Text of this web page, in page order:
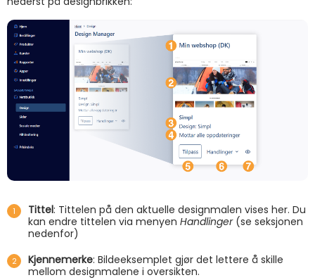
Tittel: Tittelen på den aktuelle designmalen vises her. Du
kan endre tittelen via menyen Handlinger(se seksjonen
nedenfor)
Kjennemerke: Bildeeksemplet gjør det lettere å skille
mellom designmalene i oversikten.